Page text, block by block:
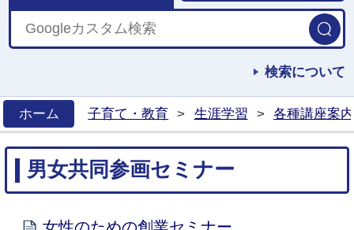
検索について
ホーム
子育て・教育 > 生涯学習 > 各種講座案内
男女共同参画セミナー